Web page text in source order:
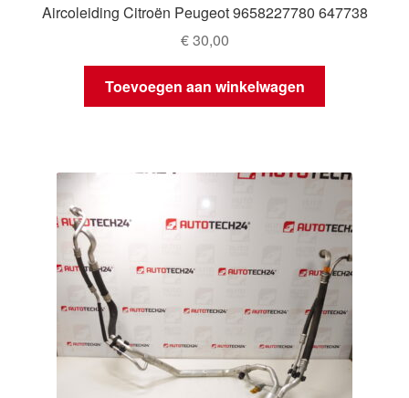
Aircoleiding Citroën Peugeot 9658227780 647738
€30,00
Toevoegen aan winkelwagen